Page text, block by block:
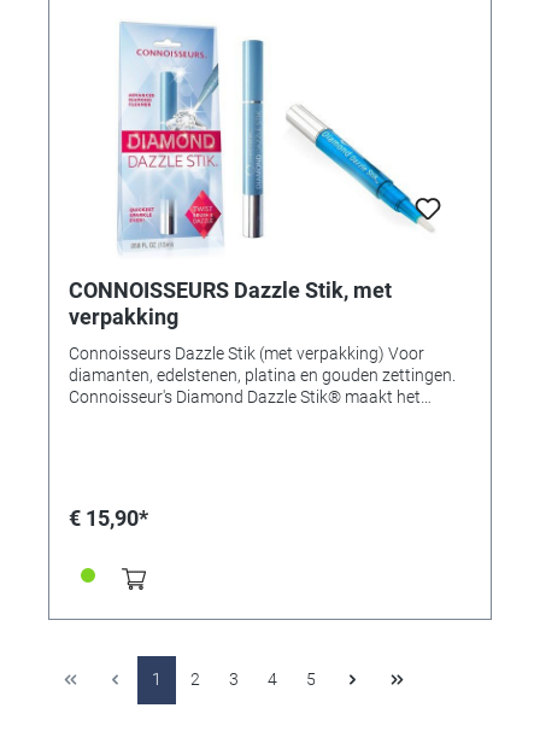
nieuwe glans! (Niet geschikt voor gebruik op kralen)
Inhoud: 1.5ml
CONNOISSEURS Dazzle Stik, met
verpakking
Connoisseurs Dazzle Stik (met verpakking) Voor
diamanten, edelstenen, platina en gouden zettingen.
Connoisseur's Diamond Dazzle Stik® maakt het
dat kleine krasjes in frames opvult. Het is geschikt
edelstenen, platina en gouden zettingen en regelmatig
gebruik van Diamond Dazzle Stik bij het reinigen van
geschikt voor gebruik op kralen) Inhoud: 1.5ml
€ 15,90*
1 2 3 4 5